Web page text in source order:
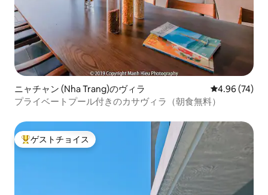
ニャチャン (Nha Trang)のヴィラ レビュー74
4.96 (74)
プライベートプール付きのカサヴィラ（朝食無料）
大好評のゲストチョイスです。
ゲストチョイス